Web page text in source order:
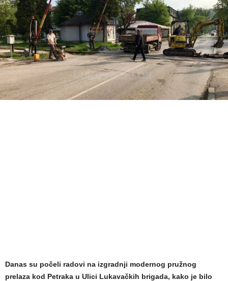
Danas su počeli radovi na izgradnji modernog pružnog
prelaza kod Petraka u Ulici Lukavačkih brigada, kako je bilo